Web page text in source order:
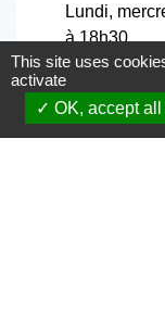
Lundi,
à 18h30
Dimanche :
Fermeture
This site uses
activate
OK, accept all